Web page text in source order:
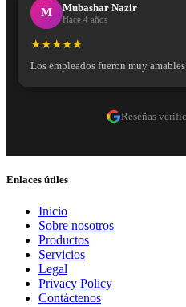
M Mubashar Nazir
Hace 4 años
★★★★★
Los empleados fueron muy
Reseñas
Enlaces útiles
Inicio
Sobre nosotros
Productos
Servicios
Legal
Privacy Policy
Contáctenos